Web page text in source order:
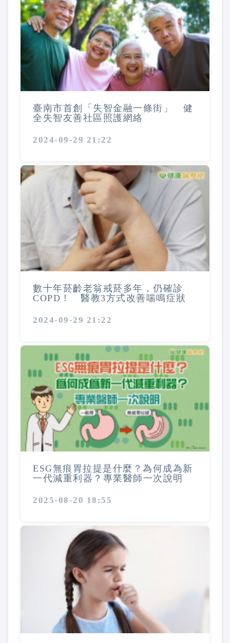
臺南市首創「失智金融一條街」 健
全失智友善社區照護網絡
2024-09-29 21:22
數十年菸齡老翁戒菸多年，仍確診
COPD！ 醫教3方式改善喘鳴症狀
2024-09-29 21:22
ESG無痕胃拉提是什麼？為何成為新
一代減重利器？專業醫師一次說明
2025-08-20 18:55